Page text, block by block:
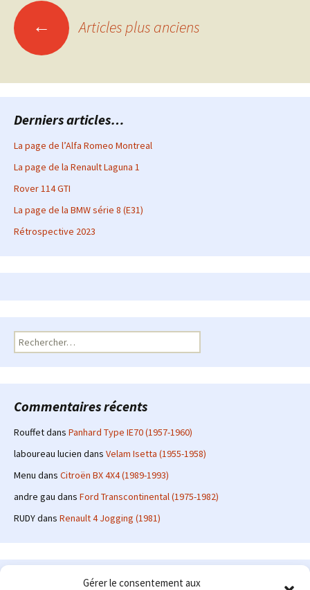
Gérer le consentement aux
Navigation
des
articles
← Articles plus anciens
Derniers articles…
La page de l’Alfa Romeo Montreal
La page de la Renault Laguna 1
Rover 114 GTI
La page de la BMW série 8 (E31)
Rétrospective 2023
Rechercher :
Commentaires récents
Rouffetdans Panhard Type IE70 (1957-1960)
laboureau lucien dans Velam Isetta (1955-1958)
Menu dans Citroën BX 4X4 (1989-1993)
andre gau dans Ford Transcontinental (1975-1982)
RUDYdans Renault 4 Jogging (1981)
Le site en quelques mots